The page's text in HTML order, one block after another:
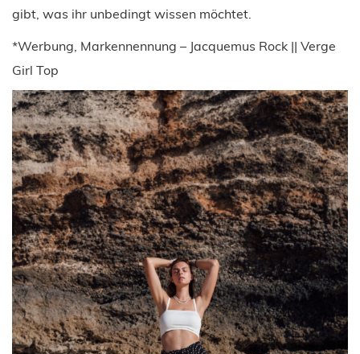
gibt, was ihr unbedingt wissen möchtet.
*Werbung, Markennennung – Jacquemus Rock || Verge
Girl Top